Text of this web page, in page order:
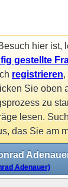
hier ist,
gestellte
registrieren,
Sie oben
zu
lesen.
das Sie am
Adenauer)